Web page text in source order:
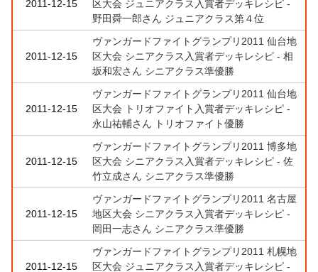
2011-12-15
区大会 ジュニアクラス入賞者デッキレシピ -
野田舜一郎さん ジュニアクラス第４位
2011-12-15
ヴァンガードファイトグランプリ2011 仙台地
区大会 シニアクラス入賞者デッキレシピ - 相
坂和宏さん シニアクラス準優勝
2011-12-15
ヴァンガードファイトグランプリ2011 仙台地
区大会 トリオファイト入賞者デッキレシピ -
永山祐輔さん トリオファイト優勝
2011-12-15
ヴァンガードファイトグランプリ2011 博多地
区大会 シニアクラス入賞者デッキレシピ - 佐
竹立成さん シニアクラス準優勝
2011-12-15
ヴァンガードファイトグランプリ2011 名古屋
地区大会 シニアクラス入賞者デッキレシピ -
岡田一志さん シニアクラス準優勝
2011-12-15
ヴァンガードファイトグランプリ2011 札幌地
区大会 ジュニアクラス入賞者デッキレシピ -